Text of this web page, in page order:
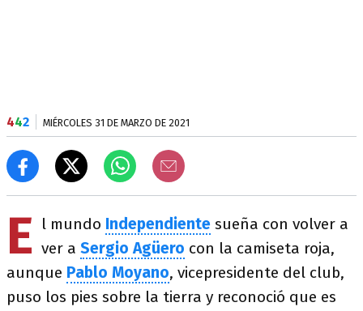
442 MIÉRCOLES 31 DE MARZO DE 2021
E l mundo Independiente sueña con volver a
ver a Sergio Agüero con la camiseta roja,
aunque Pablo Moyano, vicepresidente del club,
puso los pies sobre la tierra y reconoció que es